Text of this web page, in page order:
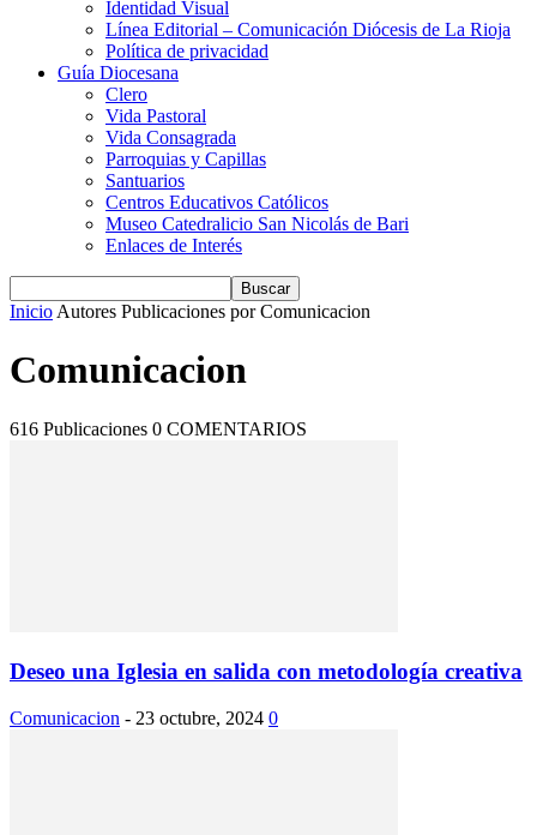
Identidad Visual
Línea Editorial – Comunicación Diócesis de La Rioja
Política de privacidad
Guía Diocesana
Clero
Vida Pastoral
Vida Consagrada
Parroquias y Capillas
Santuarios
Centros Educativos Católicos
Museo Catedralicio San Nicolás de Bari
Enlaces de Interés
Inicio Autores Publicaciones por Comunicacion
Comunicacion
616 Publicaciones 0 COMENTARIOS
Deseo una Iglesia en salida con metodología creativa
Comunicacion - 23 octubre, 2024 0